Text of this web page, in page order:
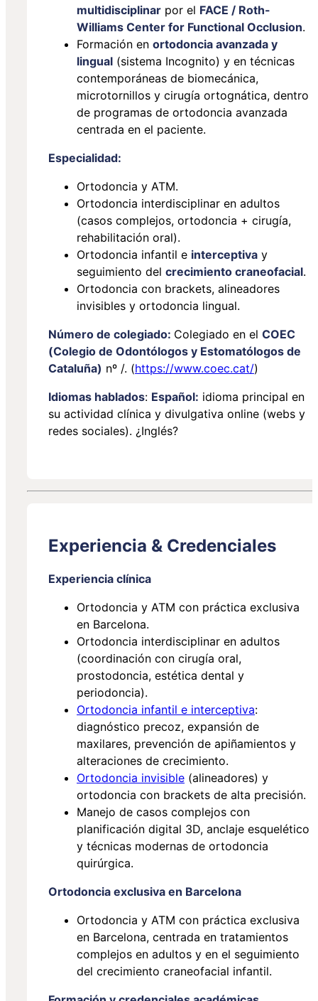
multidisciplinar por el FACE / Roth-
Williams Center for Functional Occlusion.
Formación en ortodoncia avanzada y
lingual (sistema Incognito) y en técnicas
contemporáneas de biomecánica,
microtornillos y cirugía ortognática, dentro
de programas de ortodoncia avanzada
centrada en el paciente.
Especialidad:
Ortodoncia y ATM.
Ortodoncia interdisciplinar en adultos
(casos complejos, ortodoncia + cirugía,
rehabilitación oral).
Ortodoncia infantil e interceptiva y
seguimiento del crecimiento craneofacial.
Ortodoncia con brackets, alineadores
invisibles y ortodoncia lingual.
Número de colegiado: Colegiado en el COEC
(Colegio de Odontólogos y Estomatólogos de
Cataluña) nº /. (https://www.coec.cat/)
Idiomas hablados: Español: idioma principal en
su actividad clínica y divulgativa online (webs y
redes sociales). ¿Inglés?
Experiencia & Credenciales
Experiencia clínica
Ortodoncia y ATM con práctica exclusiva
en Barcelona.
Ortodoncia interdisciplinar en adultos
(coordinación con cirugía oral,
prostodoncia, estética dental y
periodoncia).
Ortodoncia infantil e interceptiva:
diagnóstico precoz, expansión de
maxilares, prevención de apiñamientos y
alteraciones de crecimiento.
Ortodoncia invisible (alineadores) y
ortodoncia con brackets de alta precisión.
Manejo de casos complejos con
planificación digital 3D, anclaje esquelético
y técnicas modernas de ortodoncia
quirúrgica.
Ortodoncia exclusiva en Barcelona
Ortodoncia y ATM con práctica exclusiva
en Barcelona, centrada en tratamientos
complejos en adultos y en el seguimiento
del crecimiento craneofacial infantil.